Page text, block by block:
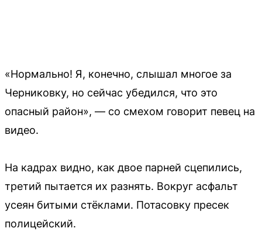
«Нормально! Я, конечно, слышал многое за
Черниковку, но сейчас убедился, что это
опасный район», — со смехом говорит певец на
видео.
На кадрах видно, как двое парней сцепились,
третий пытается их разнять. Вокруг асфальт
усеян битыми стёклами. Потасовку пресек
полицейский.